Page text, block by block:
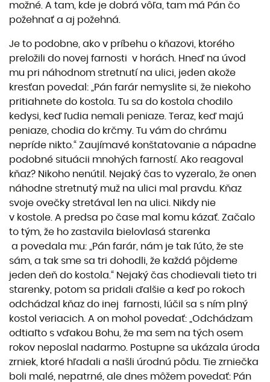
možné. A tam, kde je dobrá vôľa, tam má Pán čo
požehnať a aj požehná.
Je to podobne, ako v príbehu o kňazovi, ktorého
preložili do novej farnosti v horách. Hneď na úvod
mu pri náhodnom stretnutí na ulici, jeden akože
kresťan povedal: „Pán farár nemyslite si, že niekoho
pritiahnete do kostola. Tu sa do kostola chodilo
kedysi, keď ľudia nemali peniaze. Teraz, keď majú
peniaze, chodia do krčmy. Tu vám do chrámu
nepríde nikto.“ Zaujímavé konštatovanie a nápadne
podobné situácii mnohých farností. Ako reagoval
kňaz? Nikoho nenútil. Nejaký čas to vyzeralo, že onen
náhodne stretnutý muž na ulici mal pravdu. Kňaz
svoje ovečky stretával len na ulici. Nikdy nie
v kostole. A predsa po čase mal komu kázať. Začalo
to tým, že ho zastavila bielovlasá starenka
a povedala mu: „Pán farár, nám je tak ľúto, že ste
sám, a tak sme sa tri dohodli, že každá pôjdeme
jeden deň do kostola.“ Nejaký čas chodievali tieto tri
starenky, potom sa pridali ďalšie a keď po rokoch
odchádzal kňaz do inej farnosti, lúčil sa s ním plný
kostol veriacich. A on mohol povedať: „Odchádzam
odtiaľto s vďakou Bohu, že ma sem na tých osem
rokov neposlal nadarmo. Postupne sa ukázala úroda
zrniek, ktoré hľadali a našli úrodnú pôdu. Tie zrniečka
boli malé, nepatrné, ale dnes môžem povedať: Pán